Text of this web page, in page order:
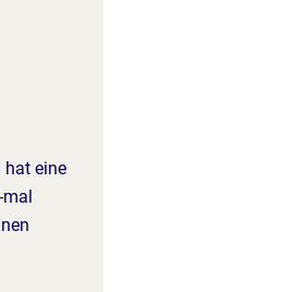
hat eine
mal